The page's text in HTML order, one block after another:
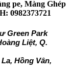
pe, Màng Ghép
0982373721
Green Park
Liệt, Q.
Hồng Vân,